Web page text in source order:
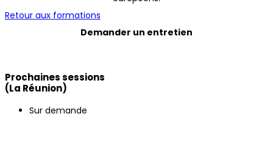
Retour aux formations
Demander un entretien
Prochaines sessions
(La Réunion)
Sur demande